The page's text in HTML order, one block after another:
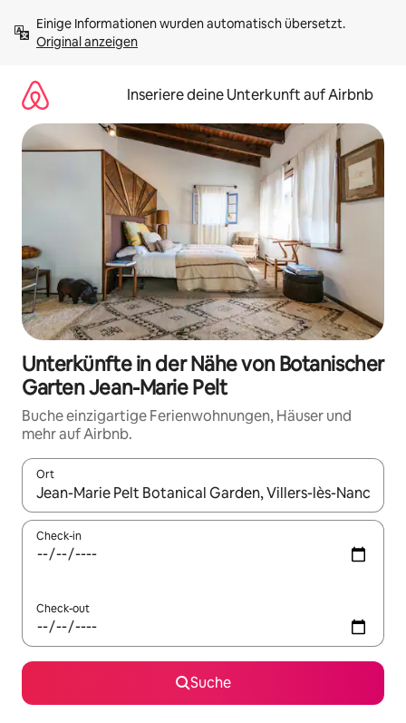
Inhalten
springenOriginal anzeigen
Inseriere deine Unterkunft auf Airbnb
Unterkünfte in der Nähe von Botanischer
Garten Jean-Marie Pelt
Buche einzigartige Ferienwohnungen, Häuser und
mehr auf Airbnb.
Ort
Wenn Ergebnisse verfügbar sind, navigiere mit den
Check-in
Check-out
Suche